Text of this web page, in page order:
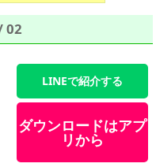
02
LINEで紹介する
ダウンロードはアプ
リから